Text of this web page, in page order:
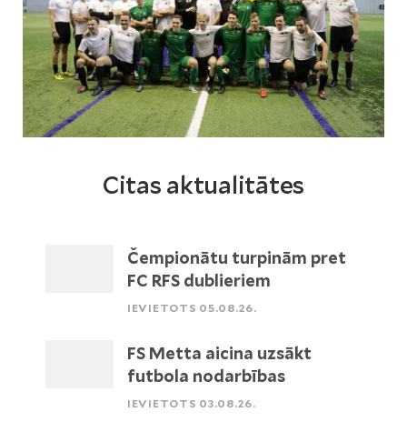
Citas aktualitātes
Čempionātu turpinām pret
FC RFS dublieriem
IEVIETOTS 05.08.26.
FS Metta aicina uzsākt
futbola nodarbības
IEVIETOTS 03.08.26.